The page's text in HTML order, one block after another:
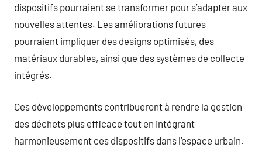
dispositifs pourraient se transformer pour s’adapter aux
nouvelles attentes. Les améliorations futures
pourraient impliquer des designs optimisés, des
matériaux durables, ainsi que des systèmes de collecte
intégrés.
Ces développements contribueront à rendre la gestion
des déchets plus efficace tout en intégrant
harmonieusement ces dispositifs dans l’espace urbain.